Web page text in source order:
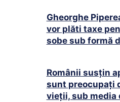
Gheorghe
vor plăti taxe
sobe sub formă
Românii susțin
sunt preocupați
vieții, sub media